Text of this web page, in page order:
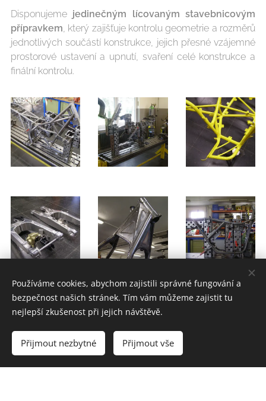
Disponujeme jedinečným lícovaným stavebnicovým
přípravkem , který zajišťuje kontrolu geometrie a rozměrů
jednotlivých součástí konstrukce, jejich přesné vzájemné
prostorové ustavení a upnutí, svaření celé konstrukce a
finální kontrolu.
Používáme cookies, abychom zajistili správné fungování a
bezpečnost našich stránek. Tím vám můžeme zajistit tu
nejlepší zkušenost při jejich návštěvě.
Přijmout nezbytné Přijmout vše